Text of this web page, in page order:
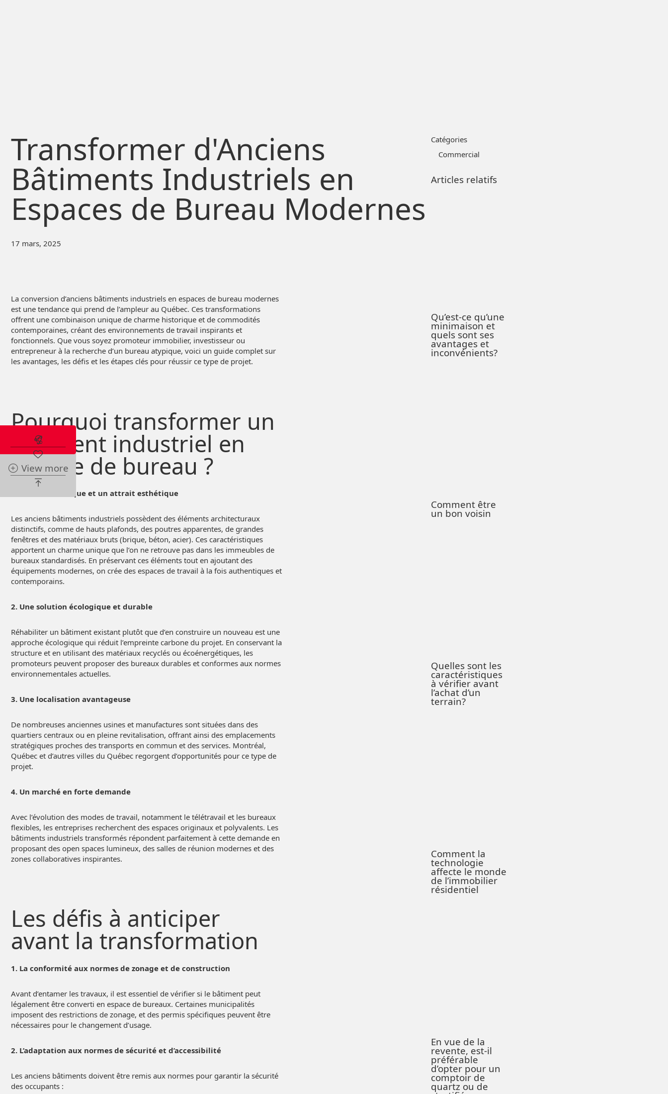
Transformer d'Anciens
Bâtiments Industriels en
Espaces de Bureau Modernes
17 mars, 2025
La conversion d’anciens bâtiments industriels en espaces de bureau modernes
est une tendance qui prend de l’ampleur au Québec. Ces transformations
offrent une combinaison unique de charme historique et de commodités
contemporaines, créant des environnements de travail inspirants et
fonctionnels. Que vous soyez promoteur immobilier, investisseur ou
entrepreneur à la recherche d’un bureau atypique, voici un guide complet sur
les avantages, les défis et les étapes clés pour réussir ce type de projet.
Pourquoi transformer un
bâtiment industriel en
espace de bureau ?
1. Un cachet unique et un attrait esthétique
Les anciens bâtiments industriels possèdent des éléments architecturaux
distinctifs, comme de hauts plafonds, des poutres apparentes, de grandes
fenêtres et des matériaux bruts (brique, béton, acier). Ces caractéristiques
apportent un charme unique que l’on ne retrouve pas dans les immeubles de
bureaux standardisés. En préservant ces éléments tout en ajoutant des
équipements modernes, on crée des espaces de travail à la fois authentiques et
contemporains.
2. Une solution écologique et durable
Réhabiliter un bâtiment existant plutôt que d’en construire un nouveau est une
approche écologique qui réduit l’empreinte carbone du projet. En conservant la
structure et en utilisant des matériaux recyclés ou écoénergétiques, les
promoteurs peuvent proposer des bureaux durables et conformes aux normes
environnementales actuelles.
3. Une localisation avantageuse
De nombreuses anciennes usines et manufactures sont situées dans des
quartiers centraux ou en pleine revitalisation, offrant ainsi des emplacements
stratégiques proches des transports en commun et des services. Montréal,
Québec et d’autres villes du Québec regorgent d’opportunités pour ce type de
projet.
4. Un marché en forte demande
Avec l’évolution des modes de travail, notamment le télétravail et les bureaux
flexibles, les entreprises recherchent des espaces originaux et polyvalents. Les
bâtiments industriels transformés répondent parfaitement à cette demande en
proposant des open spaces lumineux, des salles de réunion modernes et des
zones collaboratives inspirantes.
Les défis à anticiper
avant la transformation
1. La conformité aux normes de zonage et de construction
Avant d’entamer les travaux, il est essentiel de vérifier si le bâtiment peut
légalement être converti en espace de bureaux. Certaines municipalités
imposent des restrictions de zonage, et des permis spécifiques peuvent être
nécessaires pour le changement d’usage.
2. L’adaptation aux normes de sécurité et d’accessibilité
Les anciens bâtiments doivent être remis aux normes pour garantir la sécurité
des occupants :
Catégories
Commercial
Articles relatifs
Qu’est-ce qu’une
minimaison et
quels sont ses
avantages et
inconvénients?
Comment être
un bon voisin
Quelles sont les
caractéristiques
à vérifier avant
l’achat d’un
terrain?
Comment la
technologie
affecte le monde
de l’immobilier
résidentiel
En vue de la
revente, est-il
préférable
d’opter pour un
comptoir de
quartz ou de
Abonnez-vous à l'alerte immobilière
View more